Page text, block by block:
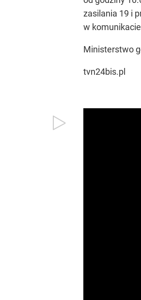
zasilania 19 i
w komunikacie
Ministerstwo
tvn24bis.pl